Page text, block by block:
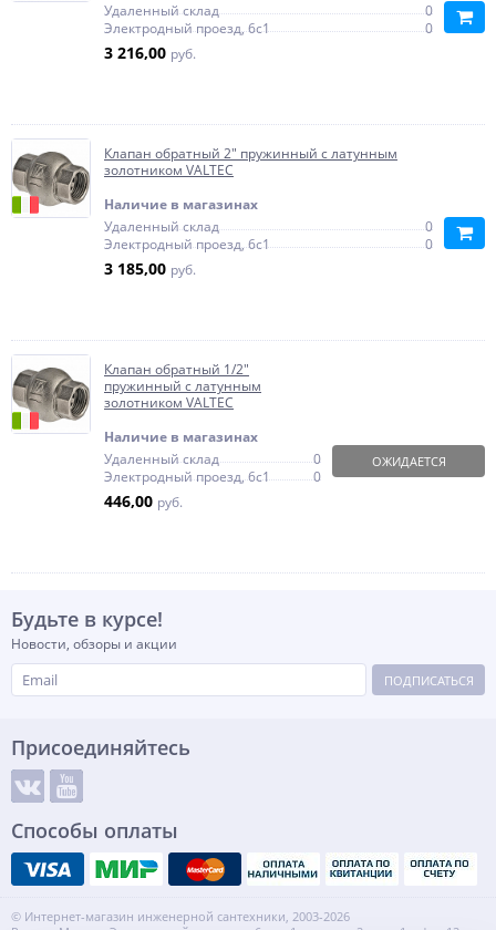
Удаленный склад
0
Электродный проезд, 6с1
0
3 216,00 руб.
Клапан обратный 2" пружинный с латунным
золотником VALTEC
Наличие в магазинах
Удаленный склад
0
Электродный проезд, 6с1
0
3 185,00 руб.
Клапан обратный 1/2"
пружинный с латунным
золотником VALTEC
Наличие в магазинах
Удаленный склад
0
Электродный проезд, 6с1
0
446,00 руб.
ОЖИДАЕТСЯ
Будьте в курсе!
Новости, обзоры и акции
ПОДПИСАТЬСЯ
Присоединяйтесь
Способы оплаты
© Интернет-магазин инженерной сантехники, 2003-2026